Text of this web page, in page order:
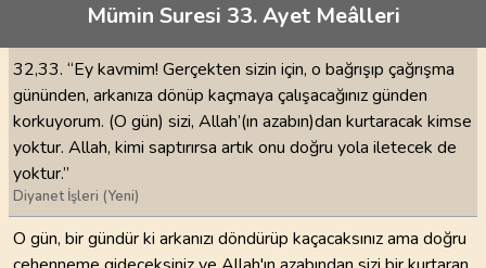
Mümin Suresi 33. Ayet Meâlleri
32,33. “Ey kavmim! Gerçekten sizin için, o bağrışıp çağrışma
gününden, arkanıza dönüp kaçmaya çalışacağınız günden
korkuyorum. (O gün) sizi, Allah’(ın azabın)dan kurtaracak kimse
yoktur. Allah, kimi saptırırsa artık onu doğru yola iletecek de
yoktur.”
Diyanet İşleri (Yeni)
O gün, bir gündür ki arkanızı döndürüp kaçacaksınız ama doğru